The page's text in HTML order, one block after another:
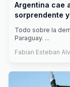
Argentina cae
sorprendente
Todo sobre la
Paraguay. ...
Fabian Esteban